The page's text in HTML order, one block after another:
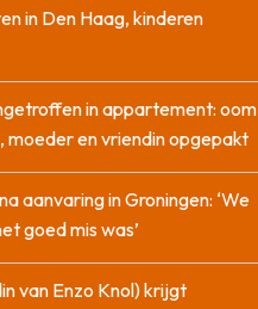
in Den Haag, kinderen
in appartement: oom
moeder en vriendin opgepakt
aanvaring in Groningen: ‘We
goed mis was’
van Enzo Knol) krijgt